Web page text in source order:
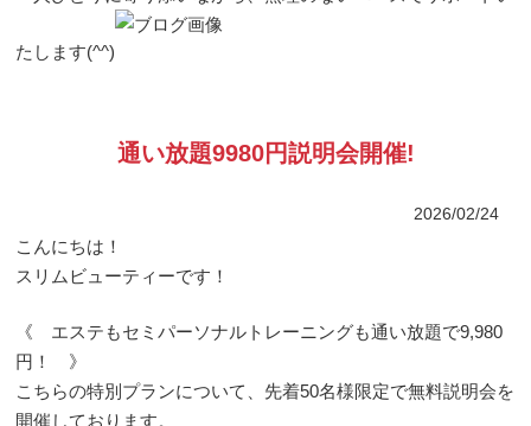
たします(^^)
通い放題9980円説明会開催!
2026/02/24
こんにちは！
スリムビューティーです！
《 エステもセミパーソナルトレーニングも通い放題で9,980
円！ 》
こちらの特別プランについて、先着50名様限定で無料説明会を
開催しております。